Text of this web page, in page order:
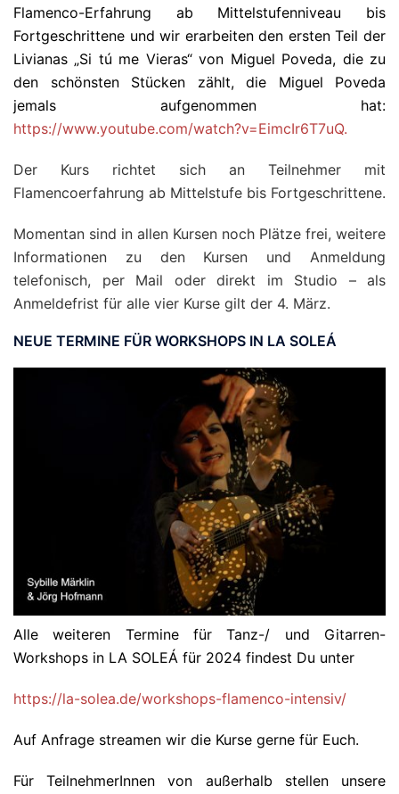
Flamenco-Erfahrung ab Mittelstufenniveau bis
Fortgeschrittene und wir erarbeiten den ersten Teil der
Livianas „Si tú me Vieras“ von Miguel Poveda, die zu
den schönsten Stücken zählt, die Miguel Poveda
jemals aufgenommen hat:
https://www.youtube.com/watch?v=EimcIr6T7uQ.
Der Kurs richtet sich an Teilnehmer mit
Flamencoerfahrung ab Mittelstufe bis Fortgeschrittene.
Momentan sind in allen Kursen noch Plätze frei, weitere
Informationen zu den Kursen und Anmeldung
telefonisch, per Mail oder direkt im Studio – als
Anmeldefrist für alle vier Kurse gilt der 4. März.
NEUE TERMINE FÜR WORKSHOPS IN LA SOLEÁ
Alle weiteren Termine für Tanz-/ und Gitarren-
Workshops in LA SOLEÁ für 2024 findest Du unter
https://la-solea.de/workshops-flamenco-intensiv/
Auf Anfrage streamen wir die Kurse gerne für Euch.
Für TeilnehmerInnen von außerhalb stellen unsere